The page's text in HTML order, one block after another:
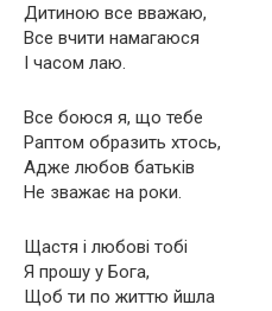
Дитиною все вважаю,
Все вчити намагаюся
І часом лаю.
Все боюся я, що тебе
Раптом образить хтось,
Адже любов батьків
Не зважає на роки.
Щастя і любові тобі
Я прошу у Бога,
Щоб ти по життю йшла